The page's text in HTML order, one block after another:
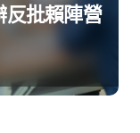
反批賴陣營